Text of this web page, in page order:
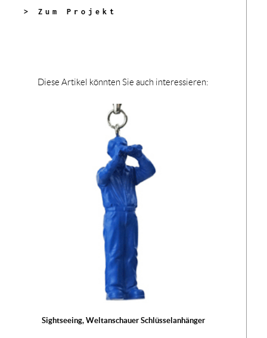
> Zum Projekt
Diese Artikel könnten Sie auch interessieren:
Sightseeing, Weltanschauer Schlüsselanhänger